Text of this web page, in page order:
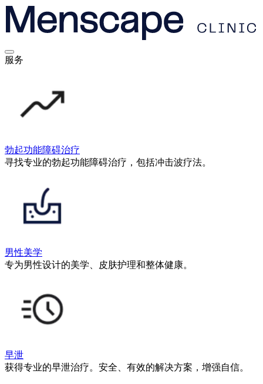
服务
勃起功能障碍治疗
寻找专业的勃起功能障碍治疗，包括冲击波疗法。
男性美学
专为男性设计的美学、皮肤护理和整体健康。
早泄
获得专业的早泄治疗。安全、有效的解决方案，增强自信。